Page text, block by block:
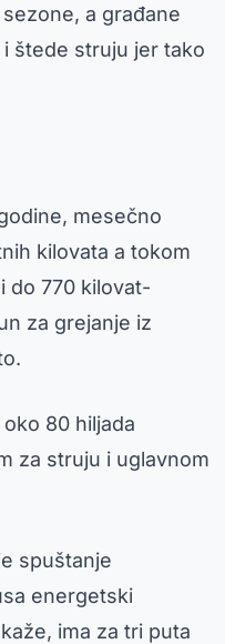
a građane
štede struju jer tako
mesečno
kilovata a tokom
do 770 kilovat-
za grejanje iz
80 hiljada
za struju i uglavnom
spuštanje
energetski
ima za tri puta